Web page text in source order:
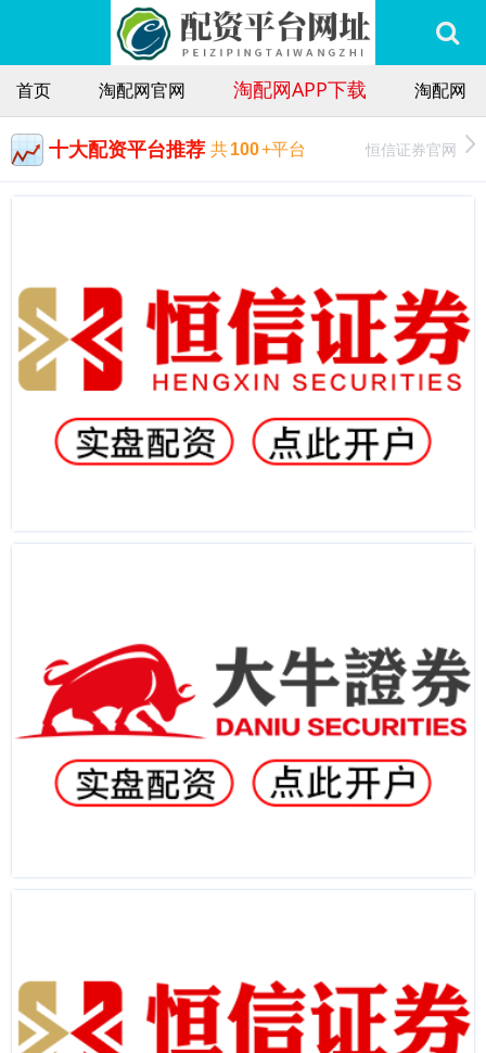
首页 淘配网官网 淘配网APP下载 淘配网
十大配资平台推荐 共100+平台 恒信证券官网